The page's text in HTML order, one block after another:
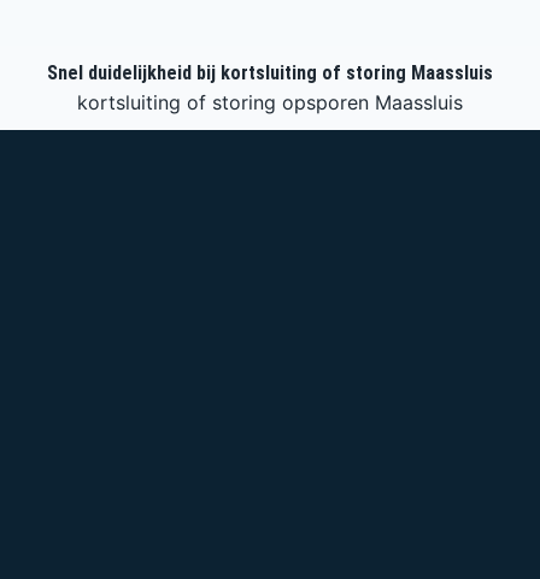
Snel duidelijkheid bij kortsluiting of storing Maassluis
kortsluiting of storing opsporen Maassluis